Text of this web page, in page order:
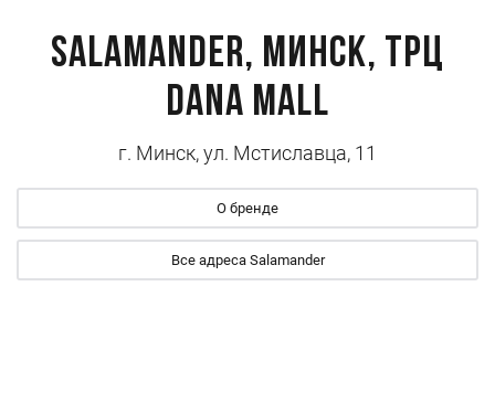
Salamander, Минск, ТРЦ
Dana Mall
г. Минск, ул. Мстиславца, 11
О бренде
Все адреса Salamander